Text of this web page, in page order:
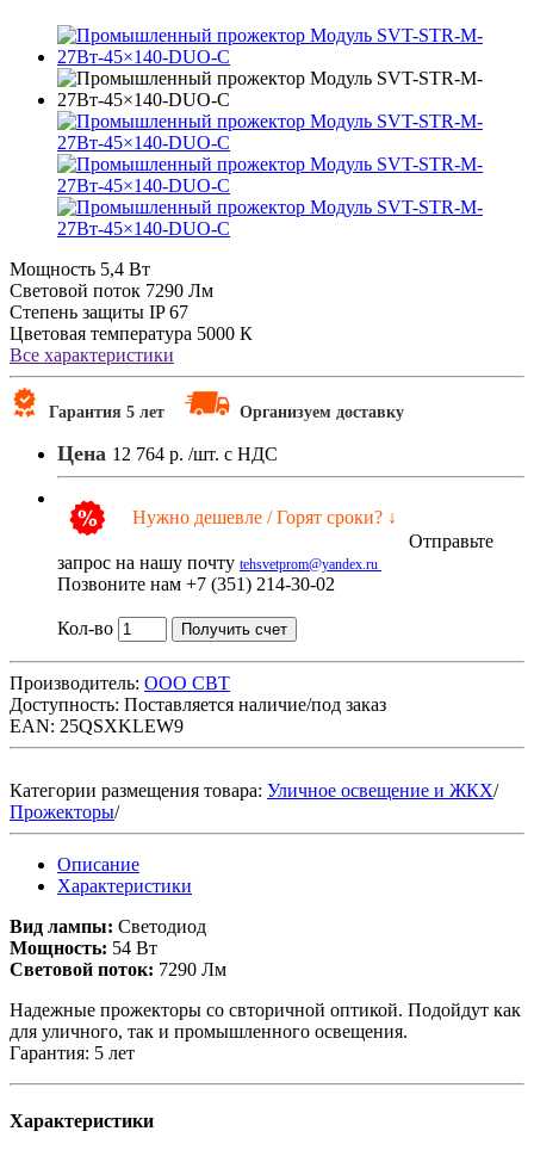
Мощность 5,4 Вт
Световой поток 7290 Лм
Степень защиты IP 67
Цветовая температура 5000 К
Все характеристики
Гарантия 5 лет Организуем доставку
Цена 12 764 р. /шт. с НДС
Нужно дешевле / Горят сроки? ↓
Отправьте
запрос на нашу почту tehsvetprom@yandex.ru
Позвоните нам +7 (351) 214-30-02
Кол-во Получить счет
Производитель: ООО СВТ
Доступность: Поставляется наличие/под заказ
EAN: 25QSXKLEW9
Категории размещения товара: Уличное освещение и ЖКХ/
Прожекторы/
Описание
Характеристики
Вид лампы: Светодиод
Мощность: 54 Вт
Световой поток: 7290 Лм
Надежные прожекторы со свторичной оптикой. Подойдут как
для уличного, так и промышленного освещения.
Гарантия: 5 лет
Характеристики